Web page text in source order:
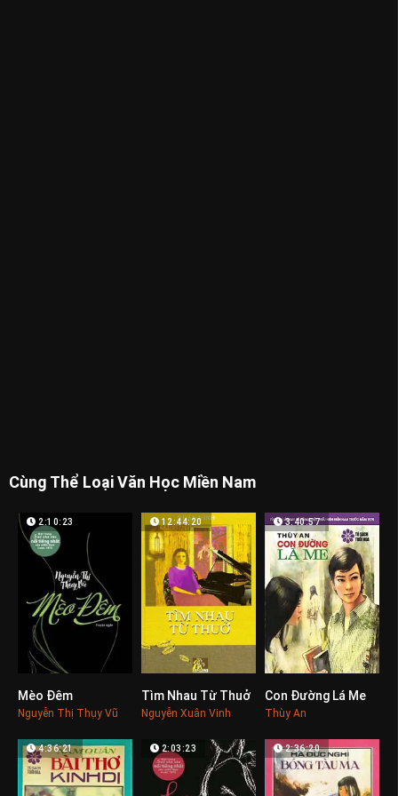
Cùng Thể Loại Văn Học Miền Nam
2:10:23
Mèo Đêm
Nguyễn Thị Thụy Vũ
0
12:44:20
Tìm Nhau Từ Thuở
Nguyễn Xuân Vinh
0
3:40:57
Con Đường Lá Me
Thùy An
4:36:21 2:03:23 2:36:20